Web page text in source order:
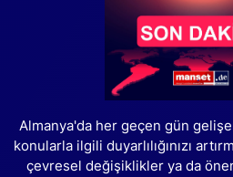
Almanya'da her geçen gün
konularla ilgili duyarlılığınızı
çevresel değişiklikler ya da